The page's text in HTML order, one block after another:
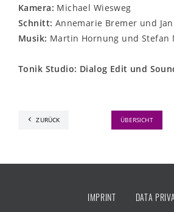
Kamera: Michael Wiesweg
Schnitt: Annemarie Bremer und
Musik: Martin Hornung und Stefan
Tonik Studio: Dialog Edit und
ZURÜCK ÜBERSICHT
IMPRINT DATA